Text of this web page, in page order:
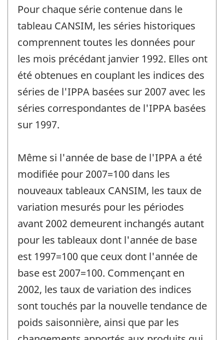
Pour chaque série contenue dans le
tableau CANSIM, les séries historiques
comprennent toutes les données pour
les mois précédant janvier 1992. Elles ont
été obtenues en couplant les indices des
séries de l'IPPA basées sur 2007 avec les
séries correspondantes de l'IPPA basées
sur 1997.
Même si l'année de base de l'IPPA a été
modifiée pour 2007=100 dans les
nouveaux tableaux CANSIM, les taux de
variation mesurés pour les périodes
avant 2002 demeurent inchangés autant
pour les tableaux dont l'année de base
est 1997=100 que ceux dont l'année de
base est 2007=100. Commençant en
2002, les taux de variation des indices
sont touchés par la nouvelle tendance de
poids saisonnière, ainsi que par les